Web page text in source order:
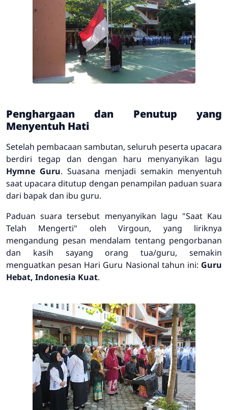
Penghargaan dan Penutup yang
Menyentuh Hati
Setelah pembacaan sambutan, seluruh peserta upacara
berdiri tegap dan dengan haru menyanyikan lagu
Hymne Guru. Suasana menjadi semakin menyentuh
saat upacara ditutup dengan penampilan paduan suara
dari bapak dan ibu guru.
Paduan suara tersebut menyanyikan lagu "Saat Kau
Telah Mengerti" oleh Virgoun, yang liriknya
mengandung pesan mendalam tentang pengorbanan
dan kasih sayang orang tua/guru, semakin
menguatkan pesan Hari Guru Nasional tahun ini: Guru
Hebat, Indonesia Kuat.